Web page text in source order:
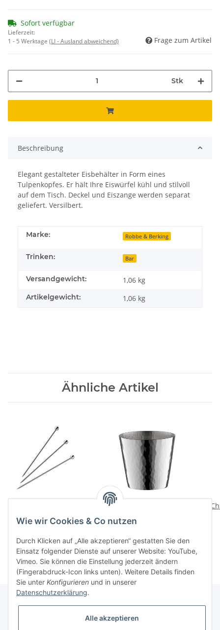
Sofort verfügbar
Lieferzeit:
1 - 5 Werktage (LI - Ausland abweichend) Frage zum Artikel
Stk
Beschreibung
Elegant gestalteter Eisbehälter in Form eines
Tulpenkopfes. Er hält Ihre Eiswürfel kühl und stilvoll
auf dem Tisch. Deckel und Eiszange werden separat
geliefert. Versilbert.
Marke: Robbe & Berking
Trinken: Bar
Versandgewicht: 1,06 kg
Artikelgewicht: 1,06 kg
Ähnliche Artikel
55,00 CHF*
165,00 CHF
Wie wir Cookies & Co nutzen
Durch Klicken auf „Alle akzeptieren“ gestatten Sie den
Einsatz folgender Dienste auf unserer Website: YouTube,
Vimeo. Sie können die Einstellung jederzeit ändern
(Fingerabdruck-Icon links unten). Weitere Details finden
Sie unter Konfigurieren und in unserer
Datenschutzerklärung.
Alle akzeptieren